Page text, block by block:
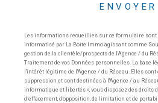
ENVOYER
Les informations recueillies sur ce formulaire
informatisé par La Boite Immo agissant comme
gestion de la clientèle/prospects de l'Agence / du
Traitement de vos Données personnelles. La base
l'intérêt légitime de l'Agence / du Réseau. Elles
suppression et sont destinées à l'Agence / au
informatique et libertés », vous disposez des droits
d’effacement, d’opposition, de limitation et de